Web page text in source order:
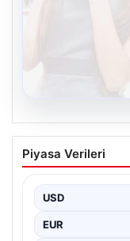
Sertifikalı
sağlaması kritik
birçok…
Piyasa Verileri
USD
EUR